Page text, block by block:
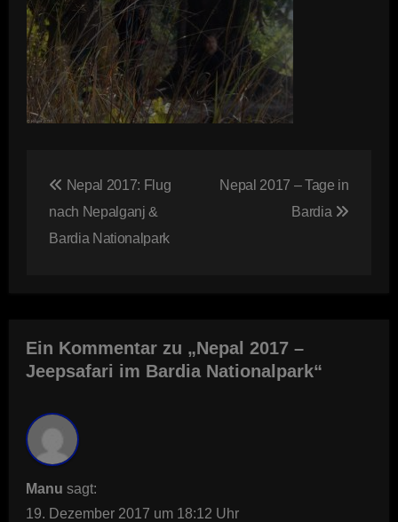
Nepal 2017: Flug
nach Nepalganj &
Bardia Nationalpark
Nepal 2017 – Tage in
Bardia
Ein Kommentar zu „Nepal 2017 –
Jeepsafari im Bardia Nationalpark“
Manu sagt:
19. Dezember 2017 um 18:12 Uhr